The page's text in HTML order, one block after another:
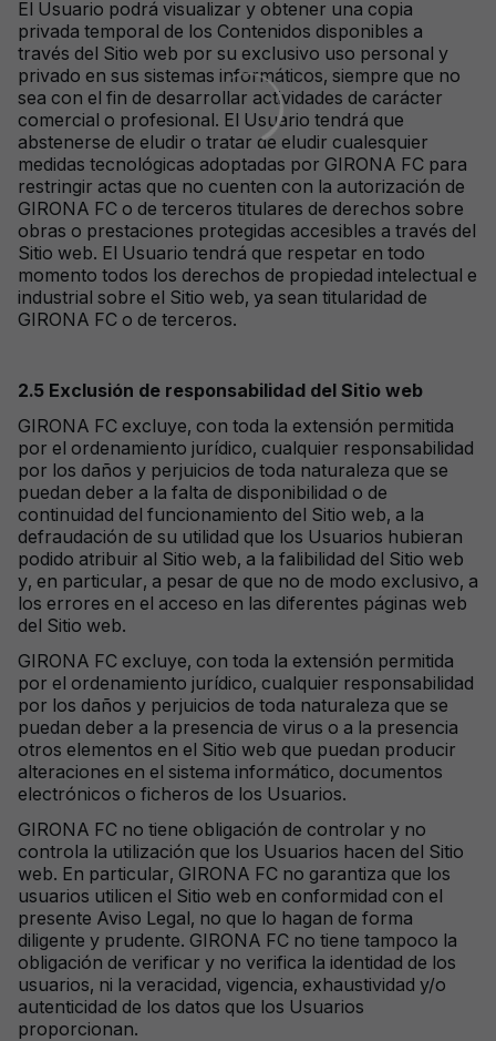
El Usuario podrá visualizar y obtener una copia
privada temporal de los Contenidos disponibles a
través del Sitio web por su exclusivo uso personal y
privado en sus sistemas informáticos, siempre que no
sea con el fin de desarrollar actividades de carácter
comercial o profesional. El Usuario tendrá que
abstenerse de eludir o tratar de eludir cualesquier
medidas tecnológicas adoptadas por GIRONA FC para
restringir actas que no cuenten con la autorización de
GIRONA FC o de terceros titulares de derechos sobre
obras o prestaciones protegidas accesibles a través del
Sitio web. El Usuario tendrá que respetar en todo
momento todos los derechos de propiedad intelectual e
industrial sobre el Sitio web, ya sean titularidad de
GIRONA FC o de terceros.
2.5 Exclusión de responsabilidad del Sitio web
GIRONA FC excluye, con toda la extensión permitida
por el ordenamiento jurídico, cualquier responsabilidad
por los daños y perjuicios de toda naturaleza que se
puedan deber a la falta de disponibilidad o de
continuidad del funcionamiento del Sitio web, a la
defraudación de su utilidad que los Usuarios hubieran
podido atribuir al Sitio web, a la falibilidad del Sitio web
y, en particular, a pesar de que no de modo exclusivo, a
los errores en el acceso en las diferentes páginas web
del Sitio web.
GIRONA FC excluye, con toda la extensión permitida
por el ordenamiento jurídico, cualquier responsabilidad
por los daños y perjuicios de toda naturaleza que se
puedan deber a la presencia de virus o a la presencia
otros elementos en el Sitio web que puedan producir
alteraciones en el sistema informático, documentos
electrónicos o ficheros de los Usuarios.
GIRONA FC no tiene obligación de controlar y no
controla la utilización que los Usuarios hacen del Sitio
web. En particular, GIRONA FC no garantiza que los
usuarios utilicen el Sitio web en conformidad con el
presente Aviso Legal, no que lo hagan de forma
diligente y prudente. GIRONA FC no tiene tampoco la
obligación de verificar y no verifica la identidad de los
usuarios, ni la veracidad, vigencia, exhaustividad y/o
autenticidad de los datos que los Usuarios
proporcionan.